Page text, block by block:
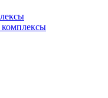
комплексы